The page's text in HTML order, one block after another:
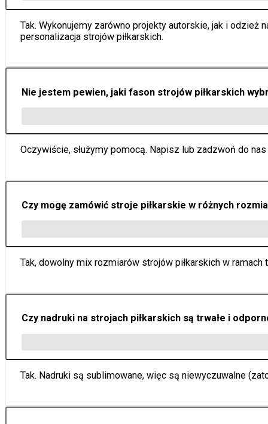
Tak. Wykonujemy zarówno projekty autorskie, jak i
personalizacja strojów piłkarskich.
Nie jestem pewien, jaki fason strojów piłkarskich
Oczywiście, służymy pomocą. Napisz lub zadzwoń do
Czy mogę zamówić stroje piłkarskie w różnych
Tak, dowolny mix rozmiarów strojów piłkarskich w ramach
Czy nadruki na strojach piłkarskich są trwałe i
Tak. Nadruki są sublimowane, więc są niewyczuwalne